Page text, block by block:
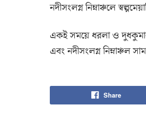
নদীসংলগ্ন নিম্নাঞ্চলে
একই সময়ে ধরলা ও দুধকুমার
এবং নদীসংলগ্ন নিম্নাঞ্চল
Share